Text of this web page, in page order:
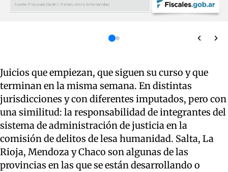
Juicios que empiezan, que siguen su curso y que
terminan en la misma semana. En distintas
jurisdicciones y con diferentes imputados, pero con
una similitud: la responsabilidad de integrantes del
sistema de administración de justicia en la
comisión de delitos de lesa humanidad. Salta, La
Rioja, Mendoza y Chaco son algunas de las
provincias en las que se están desarrollando o